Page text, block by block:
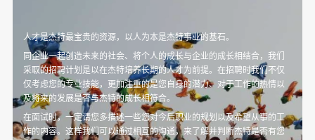
人才是杰特最宝贵的资源，以人为本是杰特事业的基石。
同企业一起创造未来的社会、将个人的成长与企业的成长相结合，我们
采取的招聘计划是以在杰特培养长期的人才为前提。在招聘时我们不仅
仅考虑您的专业技能，更加注重的是您自身的潜力、对于工作的热情以
及将来的发展是否与杰特的成长相符合。
在面试时，一定请您多描述一些您对今后职业的规划以及希望从事的工
作的内容。这样我们可以通过相互的沟通，来了解并判断杰特是否有您